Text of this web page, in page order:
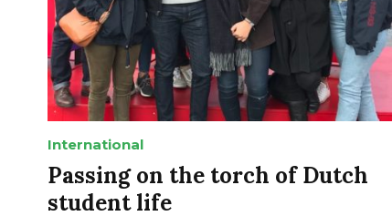
International
Passing on the torch of Dutch
student life